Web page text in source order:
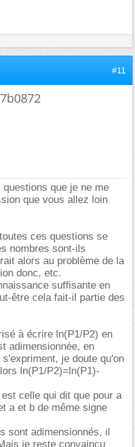
#11
que je ne me
que vous allez loin
ces questions se
nombres sont-ils
alors au problème de la
donc, etc.
suffisante en
être cela fait-il partie des
à écrire ln(P1/P2) en
adimensionnée, en
je doute qu'on
ln(P1/P2)=ln(P1)-
celle qui dit que pour a
a et b de même signe
sont adimensionnés, il
je reste convaincu